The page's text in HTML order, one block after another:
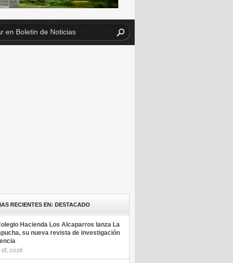
RECIENTES EN: DESTACADO
Hacienda Los Alcaparros lanza La
su nueva revista de investigación
2026